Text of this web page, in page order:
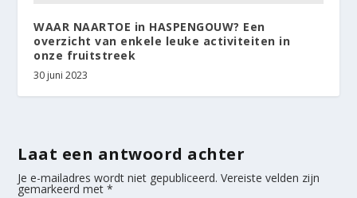
WAAR NAARTOE in HASPENGOUW? Een
overzicht van enkele leuke activiteiten in
onze fruitstreek
30 juni 2023
Laat een antwoord achter
Je e-mailadres wordt niet gepubliceerd. Vereiste velden zijn
gemarkeerd met*